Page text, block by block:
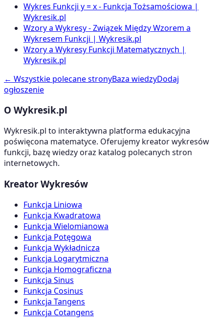
Wykres Funkcji y = x - Funkcja Tożsamościowa |
Wykresik.pl
Wzory a Wykresy - Związek Między Wzorem a
Wykresem Funkcji | Wykresik.pl
Wzory a Wykresy Funkcji Matematycznych |
Wykresik.pl
← Wszystkie polecane stronyBaza wiedzyDodaj
ogłoszenie
O Wykresik.pl
Wykresik.pl to interaktywna platforma edukacyjna
poświęcona matematyce. Oferujemy kreator wykresów
funkcji, bazę wiedzy oraz katalog polecanych stron
internetowych.
Kreator Wykresów
Funkcja Liniowa
Funkcja Kwadratowa
Funkcja Wielomianowa
Funkcja Potęgowa
Funkcja Wykładnicza
Funkcja Logarytmiczna
Funkcja Homograficzna
Funkcja Sinus
Funkcja Cosinus
Funkcja Tangens
Funkcja Cotangens